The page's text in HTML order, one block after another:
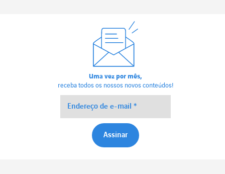
Uma vez por mês,
receba todos os nossos novos conteúdos!